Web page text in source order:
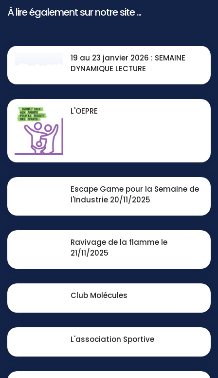
À lire également sur notre site ...
19 au 23 janvier 2026 : SEMAINE
DYNAMIQUE LECTURE
L'OEPRE
Escape Game pour la Semaine de
l'Industrie 20/11/2025
Ravivage de la flamme le
21/11/2025
Club Molécules
L'association Sportive